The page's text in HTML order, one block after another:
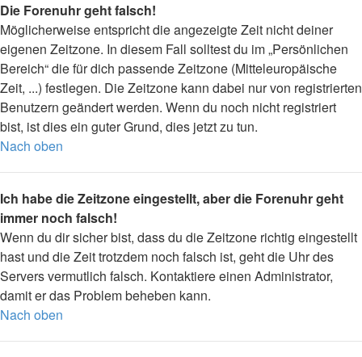
Die Forenuhr geht falsch!
Möglicherweise entspricht die angezeigte Zeit nicht deiner
eigenen Zeitzone. In diesem Fall solltest du im „Persönlichen
Bereich“ die für dich passende Zeitzone (Mitteleuropäische
Zeit, ...) festlegen. Die Zeitzone kann dabei nur von registrierten
Benutzern geändert werden. Wenn du noch nicht registriert
bist, ist dies ein guter Grund, dies jetzt zu tun.
Nach oben
Ich habe die Zeitzone eingestellt, aber die Forenuhr geht
immer noch falsch!
Wenn du dir sicher bist, dass du die Zeitzone richtig eingestellt
hast und die Zeit trotzdem noch falsch ist, geht die Uhr des
Servers vermutlich falsch. Kontaktiere einen Administrator,
damit er das Problem beheben kann.
Nach oben